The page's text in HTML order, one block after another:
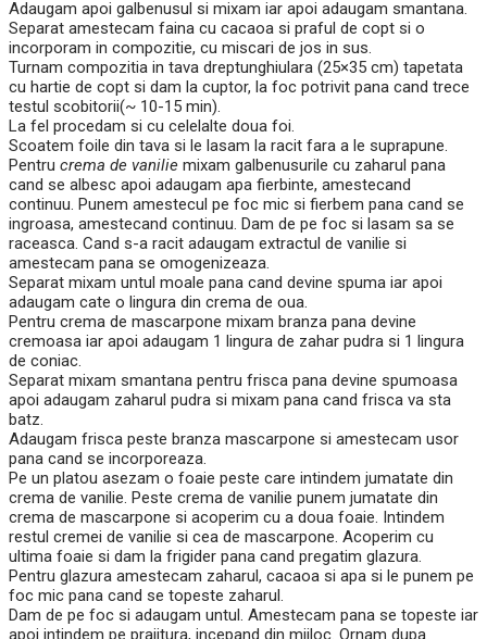
Adaugam apoi galbenusul si mixam iar apoi adaugam smantana.
Separat amestecam faina cu cacaoa si praful de copt si o
incorporam in compozitie, cu miscari de jos in sus.
Turnam compozitia in tava dreptunghiulara (25×35 cm) tapetata
cu hartie de copt si dam la cuptor, la foc potrivit pana cand trece
testul scobitorii(~ 10-15 min).
La fel procedam si cu celelalte doua foi.
Scoatem foile din tava si le lasam la racit fara a le suprapune.
Pentru crema de vanilie mixam galbenusurile cu zaharul pana
cand se albesc apoi adaugam apa fierbinte, amestecand
continuu. Punem amestecul pe foc mic si fierbem pana cand se
ingroasa, amestecand continuu. Dam de pe foc si lasam sa se
raceasca. Cand s-a racit adaugam extractul de vanilie si
amestecam pana se omogenizeaza.
Separat mixam untul moale pana cand devine spuma iar apoi
adaugam cate o lingura din crema de oua.
Pentru crema de mascarpone mixam branza pana devine
cremoasa iar apoi adaugam 1 lingura de zahar pudra si 1 lingura
de coniac.
Separat mixam smantana pentru frisca pana devine spumoasa
apoi adaugam zaharul pudra si mixam pana cand frisca va sta
batz.
Adaugam frisca peste branza mascarpone si amestecam usor
pana cand se incorporeaza.
Pe un platou asezam o foaie peste care intindem jumatate din
crema de vanilie. Peste crema de vanilie punem jumatate din
crema de mascarpone si acoperim cu a doua foaie. Intindem
restul cremei de vanilie si cea de mascarpone. Acoperim cu
ultima foaie si dam la frigider pana cand pregatim glazura.
Pentru glazura amestecam zaharul, cacaoa si apa si le punem pe
foc mic pana cand se topeste zaharul.
Dam de pe foc si adaugam untul. Amestecam pana se topeste iar
apoi intindem pe prajitura, incepand din mijloc. Ornam dupa